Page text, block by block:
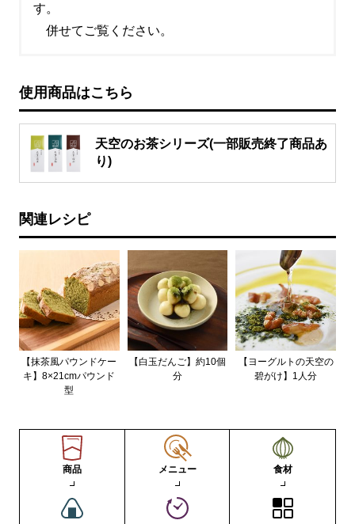
す。
併せてご覧ください。
使用商品はこちら
天空のお茶シリーズ(一部販売終了商品あ
り)
関連レシピ
【抹茶風パウンドケー
キ】8×21cmパウンド
型
【白玉だんご】約10個
分
【ヨーグルトの天空の
碧がけ】1人分
商品 メニュー 食材